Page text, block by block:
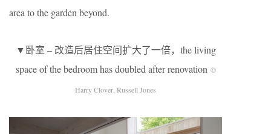
area to the garden beyond.
▼卧室 – 改造后居住空间扩大了一倍，the living
space of the bedroom has doubled after renovation ©
Harry Clover, Russell Jones